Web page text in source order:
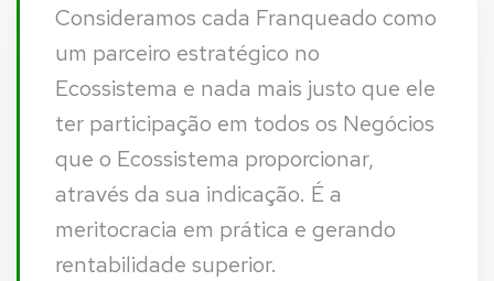
Consideramos cada Franqueado como
um parceiro estratégico no
Ecossistema e nada mais justo que ele
ter participação em todos os Negócios
que o Ecossistema proporcionar,
através da sua indicação. É a
meritocracia em prática e gerando
rentabilidade superior.